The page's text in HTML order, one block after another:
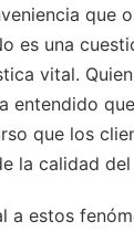
que
es una
vital.
entendido
que los
la calidad
a estos